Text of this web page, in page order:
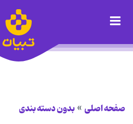
صفحه اصلی بدون دسته بندی